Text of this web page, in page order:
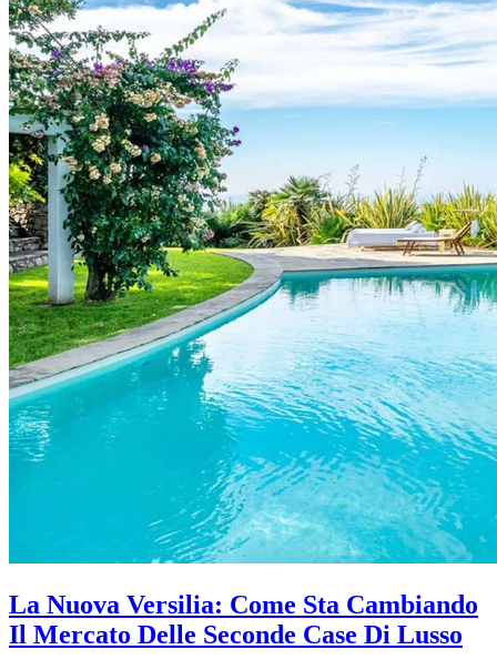
La Nuova Versilia: Come Sta Cambiando
Il Mercato Delle Seconde Case Di Lusso